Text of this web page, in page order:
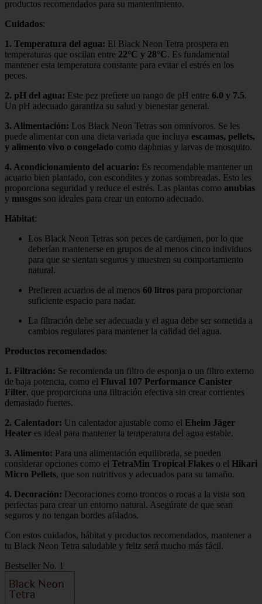
productos recomendados para su mantenimiento.
Cuidados:
1. Temperatura del agua: El Black Neon Tetra prospera en
temperaturas que oscilan entre 22°C y 28°C. Es fundamental
mantener esta temperatura constante para evitar el estrés en los
peces.
2. pH del agua: Este pez prefiere un rango de pH entre 6.0 y 7.5.
Un pH adecuado garantiza su salud y bienestar general.
3. Alimentación: Los Black Neon Tetras son omnívoros. Se les
puede alimentar con una dieta variada que incluya escamas, pellets,
y alimento vivo o congelado como daphnias y larvas de mosquito.
4. Acondicionamiento del acuario: Es recomendable mantener un
acuario bien plantado, con escondites y zonas sombreadas. Esto les
proporciona seguridad y reduce el estrés. Las plantas como anubias
y musgos son ideales para crear un entorno adecuado.
Hábitat:
Los Black Neon Tetras son peces de cardumen, por lo que
deberían mantenerse en grupos de al menos cinco individuos
para que se sientan seguros y muestren su comportamiento
natural.
Prefieren acuarios de al menos 60 litros para proporcionar
suficiente espacio para nadar.
La filtración debe ser adecuada y el agua debe ser sometida a
cambios regulares para mantener la calidad del agua.
Productos recomendados:
1. Filtración: Se recomienda un filtro de esponja o un filtro externo
de baja potencia, como el Fluval 107 Performance Canister
Filter, que proporciona una filtración efectiva sin crear corrientes
demasiado fuertes.
2. Calentador: Un calentador ajustable como el Eheim Jäger
Heater es ideal para mantener la temperatura del agua estable.
3. Alimento: Para una alimentación equilibrada, se pueden
considerar opciones como el TetraMin Tropical Flakes o el Hikari
Micro Pellets, que son nutritivos y adecuados para su tamaño.
4. Decoración: Decoraciones como troncos o rocas a la vista son
perfectas para crear un entorno natural. Asegúrate de que sean
seguros y no tengan bordes afilados.
Con estos cuidados, hábitat y productos recomendados, mantener a
tu Black Neon Tetra saludable y feliz será mucho más fácil.
Bestseller No. 1